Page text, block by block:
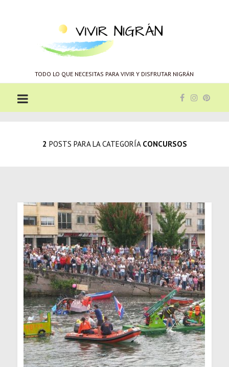
Nigrán
TODO LO QUE NECESITAS PARA VIVIR Y DISFRUTAR NIGRÁN
2 POSTS PARA LA CATEGORÍA CONCURSOS